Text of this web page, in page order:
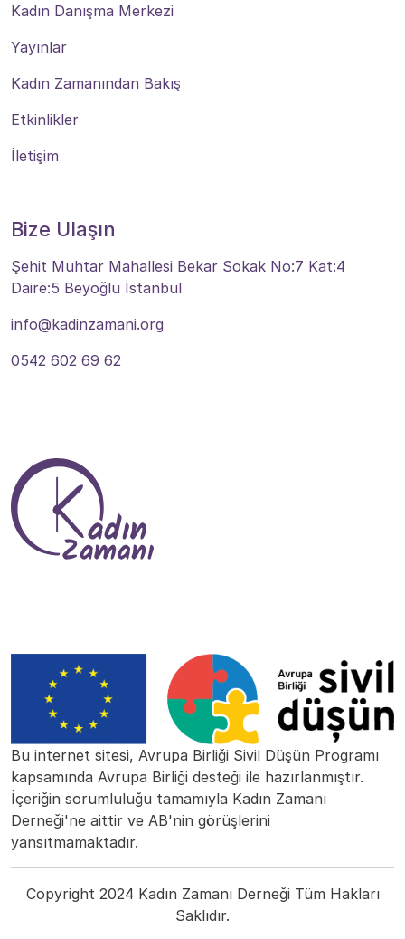
Kadın Danışma Merkezi
Yayınlar
Kadın Zamanından Bakış
Etkinlikler
İletişim
Bize Ulaşın
Şehit Muhtar Mahallesi Bekar Sokak No:7 Kat:4
Daire:5 Beyoğlu İstanbul
info@kadinzamani.org
0542 602 69 62
Bu internet sitesi, Avrupa Birliği Sivil Düşün Programı
kapsamında Avrupa Birliği desteği ile hazırlanmıştır.
İçeriğin sorumluluğu tamamıyla Kadın Zamanı
Derneği'ne aittir ve AB'nin görüşlerini
yansıtmamaktadır.
Copyright 2024 Kadın Zamanı Derneği Tüm Hakları
Saklıdır.